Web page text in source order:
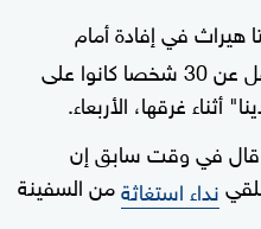
هيراث في إفادة أمام
البرلمان، إن الجيش أنقذ ما لا يقل ‌عن 30 شخصا كانوا على
أثناء غرقها، الأربعاء.
قال ‌في وقت ‌سابق إن
نداء استغاثة⁠من ‌السفينة